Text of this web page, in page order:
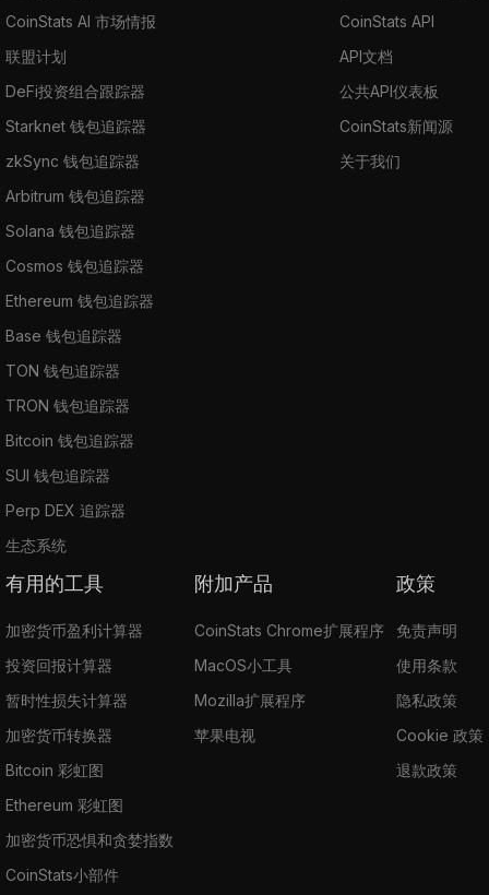
CoinStats AI 市场情报
联盟计划
DeFi投资组合跟踪器
Starknet 钱包追踪器
zkSync 钱包追踪器
Arbitrum 钱包追踪器
Solana 钱包追踪器
Cosmos 钱包追踪器
Ethereum 钱包追踪器
Base 钱包追踪器
TON 钱包追踪器
TRON 钱包追踪器
Bitcoin 钱包追踪器
SUI 钱包追踪器
Perp DEX 追踪器
生态系统
CoinStats API
API文档
公共API仪表板
CoinStats新闻源
关于我们
有用的工具
加密货币盈利计算器
投资回报计算器
暂时性损失计算器
加密货币转换器
Bitcoin 彩虹图
Ethereum 彩虹图
加密货币恐惧和贪婪指数
CoinStats小部件
附加产品
CoinStats Chrome扩展程序
MacOS小工具
Mozilla扩展程序
苹果电视
政策
免责声明
使用条款
隐私政策
Cookie 政策
退款政策